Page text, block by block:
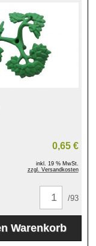
0,65 €
inkl. 19 % MwSt.
zzgl. Versandkosten
/93